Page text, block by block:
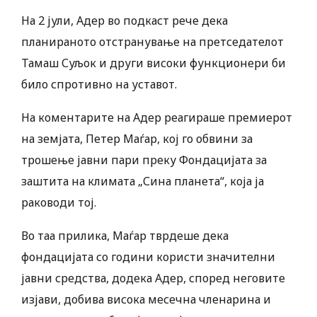
На 2 јули, Адер во подкаст рече дека
планираното отстранување на претседателот
Тамаш Суљок и други високи функционери би
било спротивно на уставот.
На коментарите на Адер реагираше премиерот
на земјата, Петер Маѓар, кој го обвини за
трошење јавни пари преку Фондацијата за
заштита на климата „Сина планета“, која ја
раководи тој.
Во таа прилика, Маѓар тврдеше дека
фондацијата со години користи значителни
јавни средства, додека Адер, според неговите
изјави, добива висока месечна членарина и